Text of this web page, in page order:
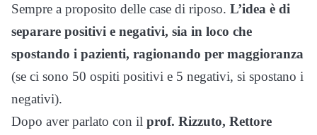
Sempre a proposito delle case di riposo. L’idea è di
separare positivi e negativi, sia in loco che
spostando i pazienti, ragionando per maggioranza
(se ci sono 50 ospiti positivi e 5 negativi, si spostano i
negativi).
Dopo aver parlato con il prof. Rizzuto, Rettore